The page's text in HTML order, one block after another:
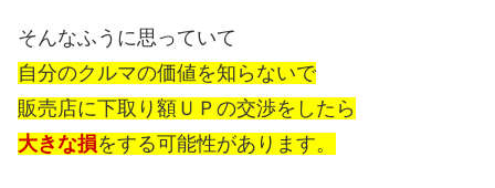
そんなふうに思っていて
自分のクルマの価値を知らないで
販売店に下取り額ＵＰの交渉をしたら
大きな損をする可能性があります。